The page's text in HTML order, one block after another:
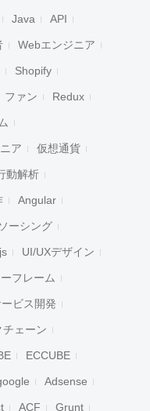
Java API
Webエンジニア
Shopify
ファン Redux
ア 仮想通貨
動解析
Angular
ーシング
UI/UXデザイン
フレーム
ビス開発
チェーン
ECCUBE
Adsense
ACF Grunt